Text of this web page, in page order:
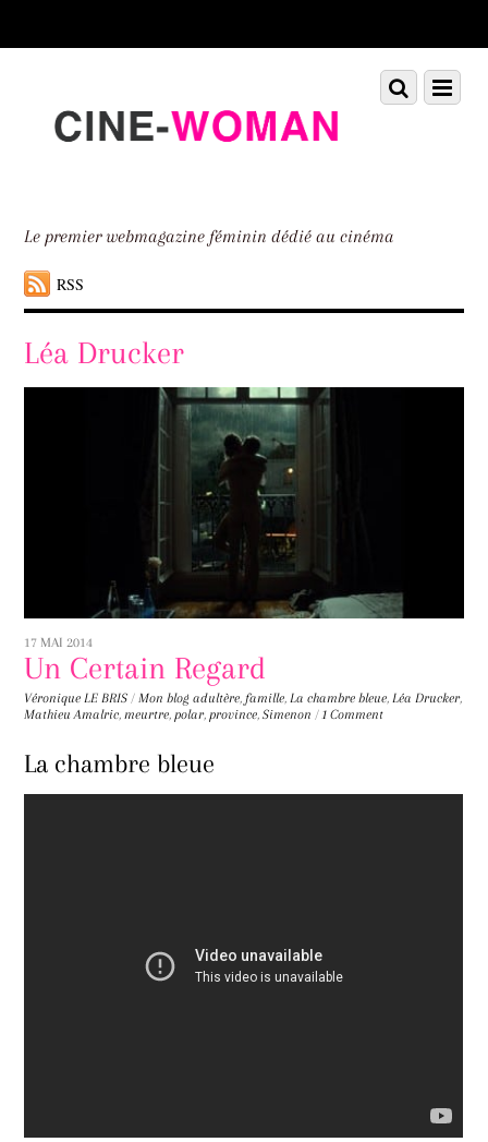
down
Le premier webmagazine féminin dédié au cinéma
RSS
Menu
Scroll
down
Léa Drucker
17 MAI 2014
Un Certain Regard
Véronique LE BRIS / Mon blog adultère, famille, La chambre bleue, Léa Drucker,
Mathieu Amalric, meurtre, polar, province,Simenon / 1 Comment
La chambre bleue